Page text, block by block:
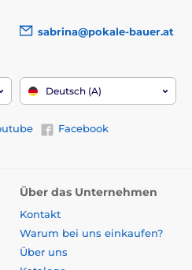
sabrina@pokale-bauer.at
Deutsch (A)
Facebook
Über das Unternehmen
Kontakt
Warum bei uns einkaufen?
Über uns